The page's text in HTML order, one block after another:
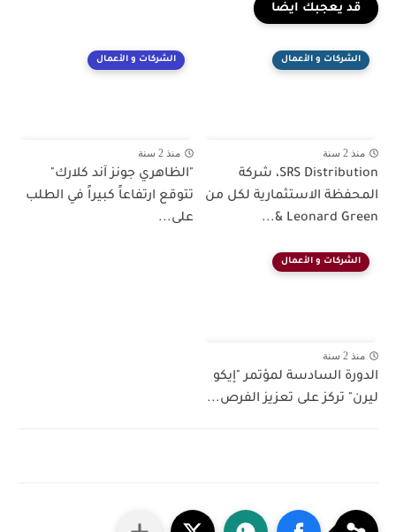
قد يعجبك ايضا
الشركات و الأعمال
منذ 2 سنة
SRS Distribution، شركة
المحفظة الاستثمارية لكل من
Leonard Green &...
الشركات و الأعمال
منذ 2 سنة
"الظاهري جونز آند كلارك"
تتوقع ارتفاعاً كبيراً في الطلب
على...
الشركات و الأعمال
منذ 2 سنة
الدورة السادسة لمؤتمر "إيكو
ليرن" تركز على تعزيز الفرص...